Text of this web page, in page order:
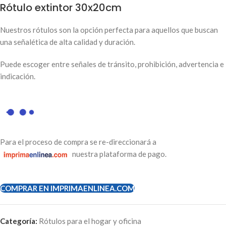
Rótulo extintor 30x20cm
Nuestros rótulos son la opción perfecta para aquellos que buscan
una señalética de alta calidad y duración.
Puede escoger entre señales de tránsito, prohibición, advertencia e
indicación.
Para el proceso de compra se re-direccionará a
nuestra plataforma de pago.
COMPRAR EN IMPRIMAENLINEA.COM
Categoría: Rótulos para el hogar y oficina